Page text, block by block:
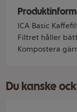
ICA Basic
Filtret håller
Kompostera
Du kanske